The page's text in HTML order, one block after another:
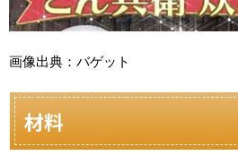
画像出典：バゲット
材料